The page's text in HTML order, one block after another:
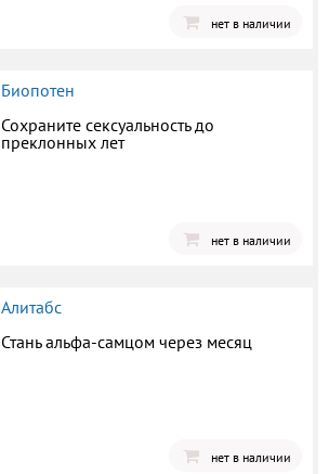
нет в наличии
Биопотен
Сохраните сексуальность до
преклонных лет
нет в наличии
Алитабс
Стань альфа-самцом через месяц
нет в наличии